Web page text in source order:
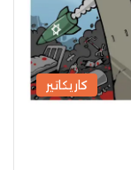
كاريكاتير